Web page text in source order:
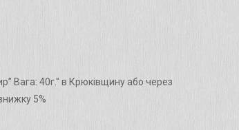
Вага: 40г." в Крюківщину або через
5%